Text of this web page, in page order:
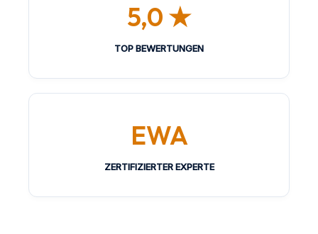
5,0 ★
TOP BEWERTUNGEN
EWA
ZERTIFIZIERTER EXPERTE